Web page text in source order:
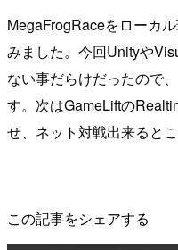
MegaFrogRaceをローカ
みました。今回Unityや
ない事だらけだったので
す。次はGameLiftの
せ、ネット対戦出来ると
この記事をシェアする